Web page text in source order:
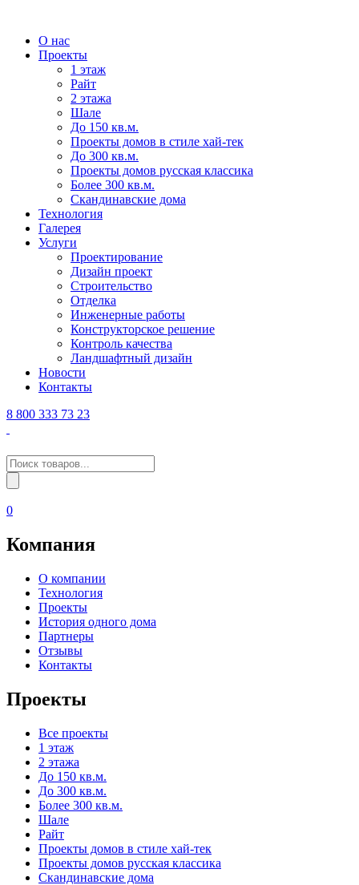
О нас
Проекты
1 этаж
Райт
2 этажа
Шале
До 150 кв.м.
Проекты домов в стиле хай-тек
До 300 кв.м.
Проекты домов русская классика
Более 300 кв.м.
Скандинавские дома
Технология
Галерея
Услуги
Проектирование
Дизайн проект
Строительство
Отделка
Инженерные работы
Конструкторское решение
Контроль качества
Ландшафтный дизайн
Новости
Контакты
8 800 333 73 23
Поиск
товаров
0
Компания
О компании
Технология
Проекты
История одного дома
Партнеры
Отзывы
Контакты
Проекты
Все проекты
1 этаж
2 этажа
До 150 кв.м.
До 300 кв.м.
Более 300 кв.м.
Шале
Райт
Проекты домов в стиле хай-тек
Проекты домов русская классика
Скандинавские дома